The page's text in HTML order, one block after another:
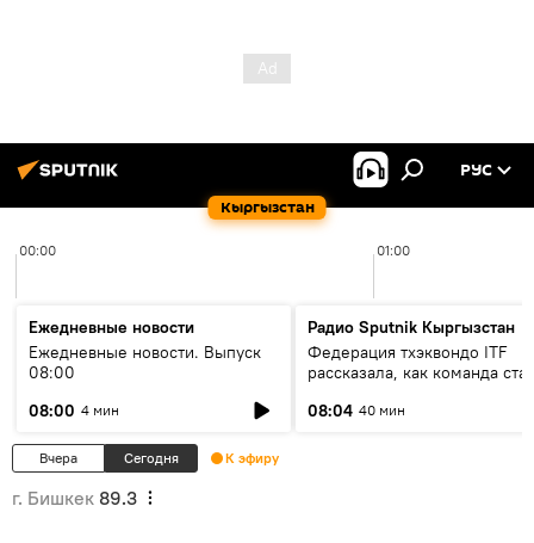
Кыргызстан
РУС
00:00 01:00
Ежедневные новости
Ежедневные новости. Выпуск
08:00
08:00 4 мин
Радио Sputnik Кыргызстан
Федерация тхэквондо ITF
рассказала, как команда
08:04 40 мин
Вчера Сегодня К эфиру
г. Бишкек 89.3